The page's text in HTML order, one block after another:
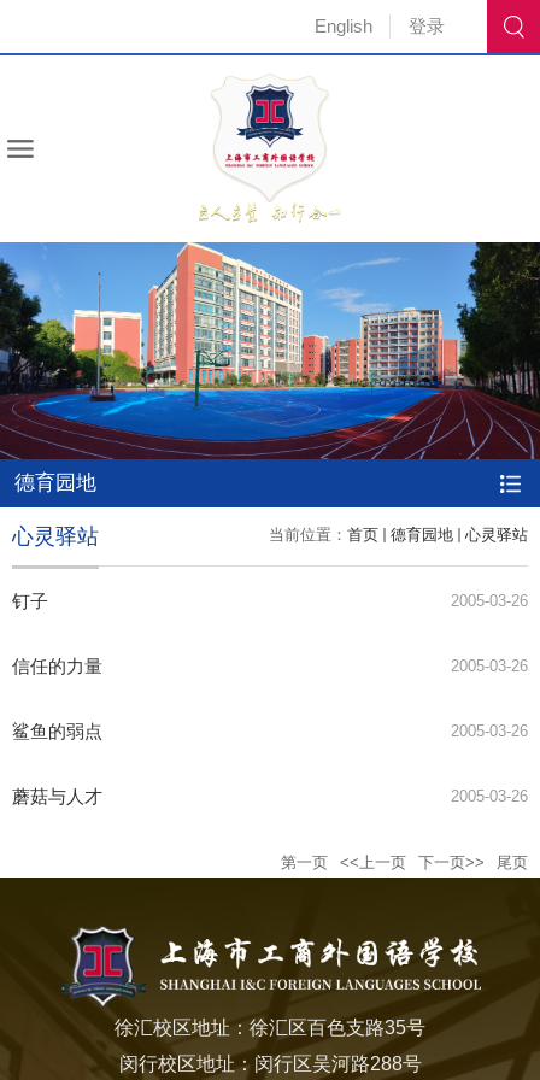
English 登录
德育园地
当前位置： 首页 德育园地 心灵驿站
心灵驿站
2005-03-26
钉子
2005-03-26
信任的力量
2005-03-26
鲨鱼的弱点
2005-03-26
蘑菇与人才
第一页 <<上一页 下一页>> 尾页
徐汇校区地址：徐汇区百色支路35号
闵行校区地址：闵行区吴河路288号